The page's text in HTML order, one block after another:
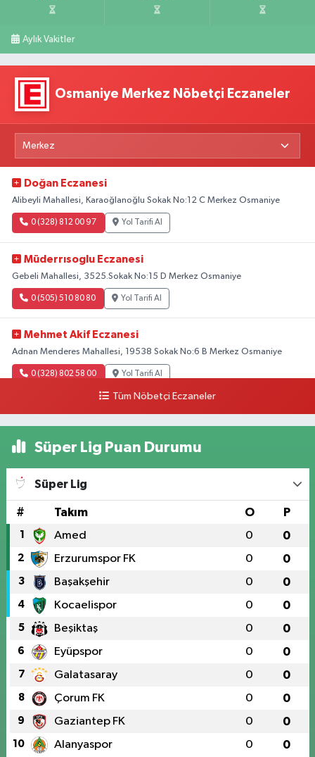
Aylık Vakitler
Osmaniye Merkez Nöbetçi Eczaneler
Doğan Eczanesi
Alibeyli Mahallesi, Karaoğlanoğlu Sokak No:12 C Merkez Osmaniye
0 (328) 812 00 97 Yol Tarifi Al
Müderrısoglu Eczanesi
Gebeli Mahallesi, 3525.Sokak No:15 D Merkez Osmaniye
0 (505) 510 80 80 Yol Tarifi Al
Mehmet Akif Eczanesi
Adnan Menderes Mahallesi, 19538 Sokak No:6 B Merkez Osmaniye
0 (328) 802 58 00 Yol Tarifi Al
Tüm Nöbetçi Eczaneler
Süper Lig Puan Durumu
Süper Lig
# Takım O P
1 Amed 0 0
2 Erzurumspor FK 0 0
3 Başakşehir 0 0
4 Kocaelispor 0 0
5 Beşiktaş 0 0
6 Eyüpspor 0 0
7 Galatasaray 0 0
8 Çorum FK 0 0
9 Gaziantep FK 0 0
10 Alanyaspor 0 0